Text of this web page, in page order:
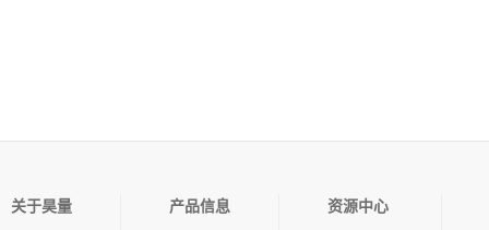
关于昊量 产品信息 资源中心